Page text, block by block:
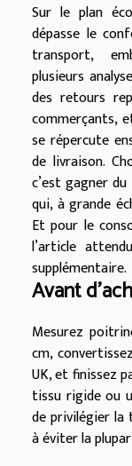
Sur le plan
dépasse le
transport,
plusieurs
des retours
commerçants,
se répercute
de livraison.
c’est gagner
qui, à grande
Et pour le
l’article
supplémentaire.
Avant
Mesurez
cm,
UK, et finissez
tissu rigide ou
de privilégier la
à éviter la